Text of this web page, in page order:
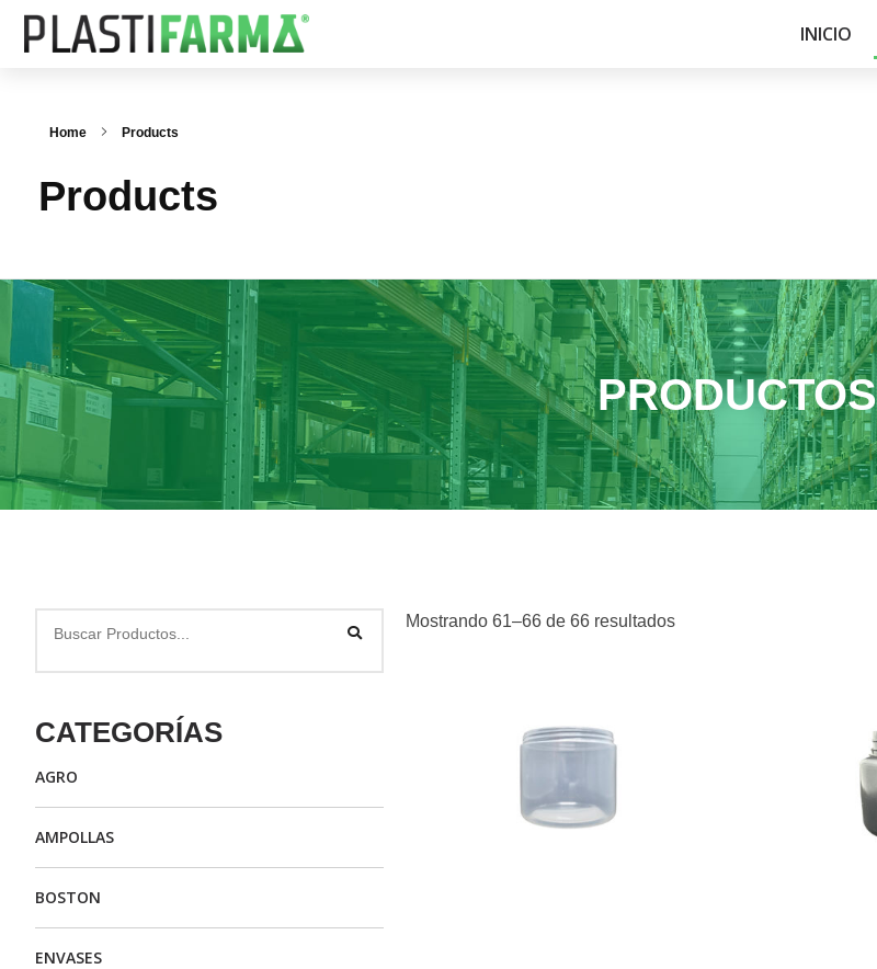
INICIO
Home Products
Products
PRODUCTOS
CATEGORÍAS
AGRO
AMPOLLAS
BOSTON
ENVASES
Mostrando 61–66 de 66 resultados